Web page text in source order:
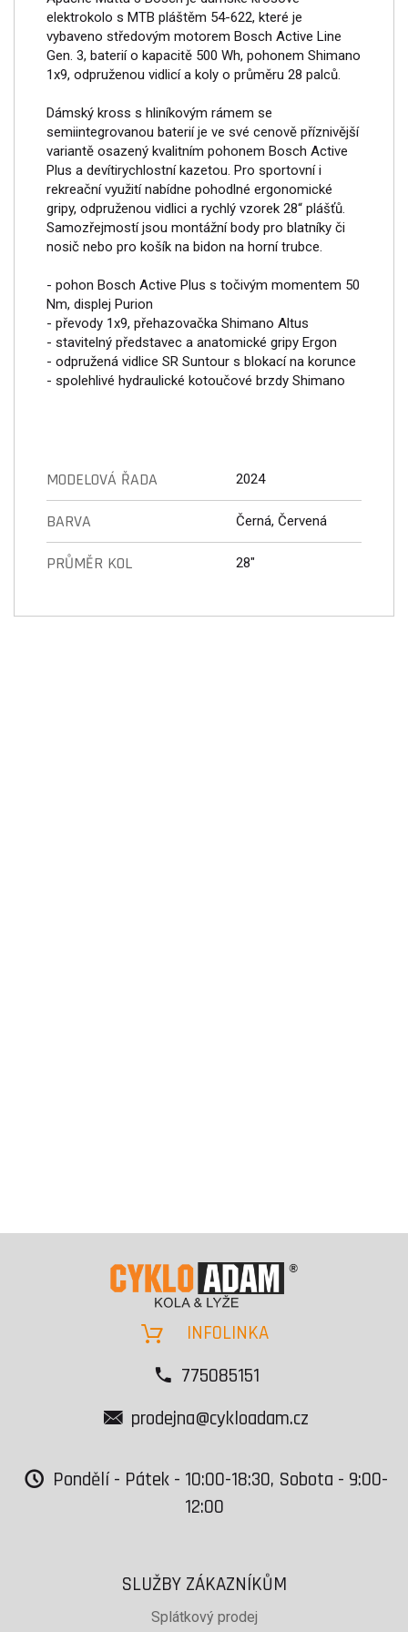
elektrokolo s MTB pláštěm 54-622, které je
vybaveno středovým motorem Bosch Active Line
Gen. 3, baterií o kapacitě 500 Wh, pohonem Shimano
1x9, odpruženou vidlicí a koly o průměru 28 palců.
Dámský kross s hliníkovým rámem se
semiintegrovanou baterií je ve své cenově příznivější
variantě osazený kvalitním pohonem Bosch Active
Plus a devítirychlostní kazetou. Pro sportovní i
rekreační využití nabídne pohodlné ergonomické
gripy, odpruženou vidlici a rychlý vzorek 28“ plášťů.
Samozřejmostí jsou montážní body pro blatníky či
nosič nebo pro košík na bidon na horní trubce.
- pohon Bosch Active Plus s točivým momentem 50
Nm, displej Purion
- převody 1x9, přehazovačka Shimano Altus
- stavitelný představec a anatomické gripy Ergon
- odpružená vidlice SR Suntour s blokací na korunce
- spolehlivé hydraulické kotoučové brzdy Shimano
MODELOVÁ ŘADA 2024
BARVA Černá, Červená
PRŮMĚR KOL 28"
INFOLINKA
775085151
prodejna@cykloadam.cz
Pondělí - Pátek - 10:00-18:30, Sobota - 9:00-
12:00
SLUŽBY ZÁKAZNÍKŮM
Splátkový prodej